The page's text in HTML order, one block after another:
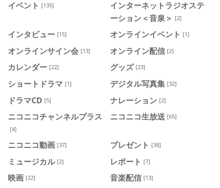
イベント [135]
インターネットラジオステ
ーション＜音泉＞ [2]
インタビュー [15] オンラインイベント [1]
オンラインサイン会 [13] オンライン配信 [2]
カレンダー [22] グッズ [23]
ショートドラマ [1] デジタル写真集 [32]
ドラマCD [5] ナレーション [2]
ニコニコチャンネルプラス
[4]
ニコニコ生放送 [65]
ニコニコ動画 [37] プレゼント [38]
ミュージカル [2] レポート [7]
映画 [22] 音楽配信 [13]